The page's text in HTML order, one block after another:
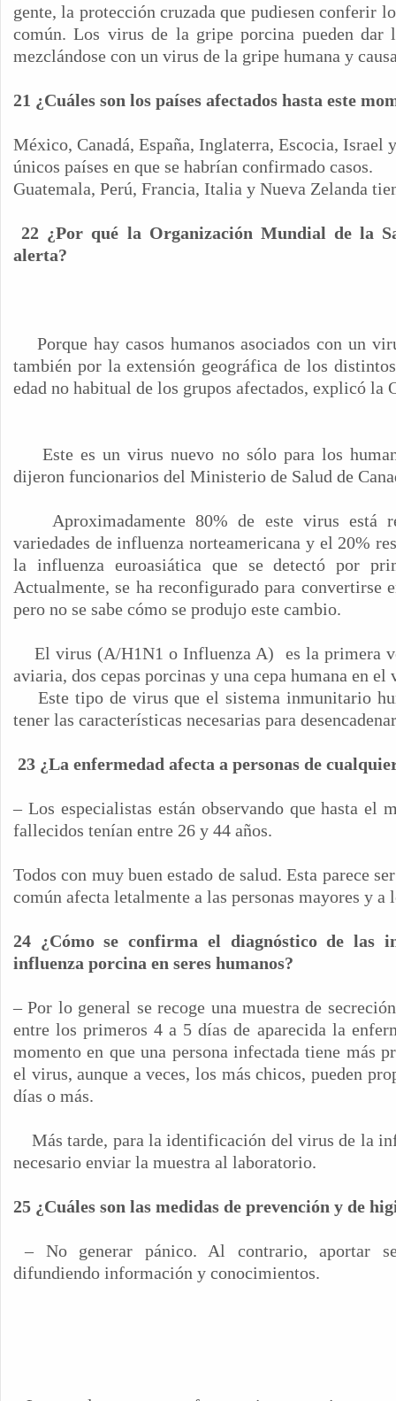
gente, la protección cruzada que pudiesen conferir
común. Los virus de la gripe porcina pueden
mezclándose con un virus de la gripe humana y
21 ¿Cuáles son los países afectados hasta este
México, Canadá, España, Inglaterra, Escocia, Israel
únicos países en que se habrían confirmado casos.
Guatemala, Perú, Francia, Italia y Nueva Zelanda
22 ¿Por qué la Organización Mundial de la
alerta?
Porque hay casos humanos asociados con un
también por la extensión geográfica de los
edad no habitual de los grupos afectados, explicó la
Este es un virus nuevo no sólo para los
dijeron funcionarios del Ministerio de Salud de
Aproximadamente 80% de este virus está
variedades de influenza norteamericana y el 20%
la influenza euroasiática que se detectó por
Actualmente, se ha reconfigurado para convertirse
pero no se sabe cómo se produjo este cambio.
El virus (A/H1N1 o Influenza A)
es la primera
aviaria, dos cepas porcinas y una cepa humana en el
Este tipo de virus que el sistema inmunitario
tener las características necesarias para
23 ¿La enfermedad afecta a personas de
– Los especialistas están observando que hasta el
fallecidos tenían entre 26 y 44 años.
Todos con muy buen estado de salud. Esta parece
común afecta letalmente a las personas mayores y a
24 ¿Cómo se confirma el diagnóstico de las
influenza porcina en seres humanos?
– Por lo general se recoge una muestra de
entre los primeros 4 a 5 días de aparecida la
momento en que una persona infectada tiene más
el virus, aunque a veces, los más chicos, pueden
días o más.
Más tarde, para la identificación del virus de la
necesario enviar la muestra al laboratorio.
25 ¿Cuáles son las medidas de prevención y de
– No generar pánico. Al contrario, aportar
difundiendo información y conocimientos.